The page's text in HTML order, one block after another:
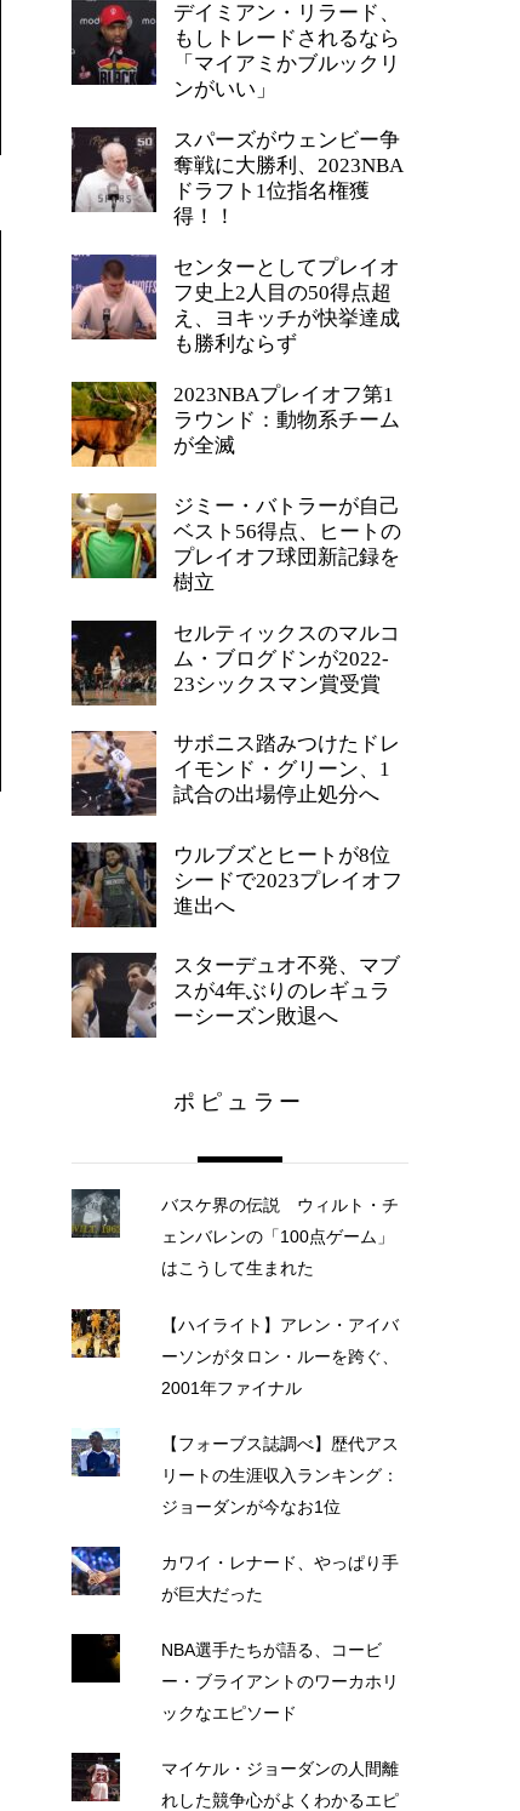
デイミアン・リラード、
もしトレードされるなら
「マイアミかブルックリ
ンがいい」
スパーズがウェンビー争
奪戦に大勝利、2023NBA
ドラフト1位指名権獲
得！！
センターとしてプレイオ
フ史上2人目の50得点超
え、ヨキッチが快挙達成
も勝利ならず
2023NBAプレイオフ第1
ラウンド：動物系チーム
が全滅
ジミー・バトラーが自己
ベスト56得点、ヒートの
プレイオフ球団新記録を
樹立
セルティックスのマルコ
ム・ブログドンが2022-
23シックスマン賞受賞
サボニス踏みつけたドレ
イモンド・グリーン、1
試合の出場停止処分へ
ウルブズとヒートが8位
シードで2023プレイオフ
進出へ
スターデュオ不発、マブ
スが4年ぶりのレギュラ
ーシーズン敗退へ
ポピュラー
バスケ界の伝説 ウィルト・チ
ェンバレンの「100点ゲーム」
はこうして生まれた
【ハイライト】アレン・アイバ
ーソンがタロン・ルーを跨ぐ、
2001年ファイナル
【フォーブス誌調べ】歴代アス
リートの生涯収入ランキング：
ジョーダンが今なお1位
カワイ・レナード、やっぱり手
が巨大だった
NBA選手たちが語る、コービ
ー・ブライアントのワーカホリ
ックなエピソード
マイケル・ジョーダンの人間離
れした競争心がよくわかるエピ